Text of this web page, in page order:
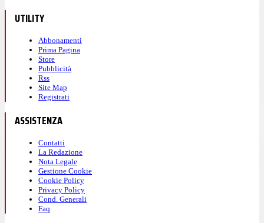
UTILITY
Abbonamenti
Prima Pagina
Store
Pubblicità
Rss
Site Map
Registrati
ASSISTENZA
Contatti
La Redazione
Nota Legale
Gestione Cookie
Cookie Policy
Privacy Policy
Cond. Generali
Faq